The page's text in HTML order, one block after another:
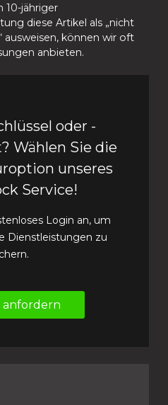
10-jähriger
diese Artikel als „nicht
ausweisen, können wir oft
anbieten.
oder -
Wählen Sie die
unseres
Service!
Login an, um
Dienstleistungen zu
anfordern